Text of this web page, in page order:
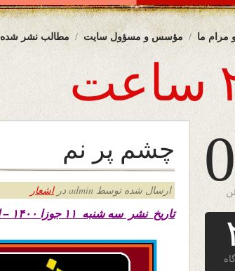
مطالب نشر شده مؤسس و مسؤول سایت مرام ما
چشم پر‌ نم
ارسال شده توسط admin در اشعار
تاریخ نشر سه شنبه ۱۱ جوزا ۱۴۰۰ – اول جون ۲۰۲۱ هالند